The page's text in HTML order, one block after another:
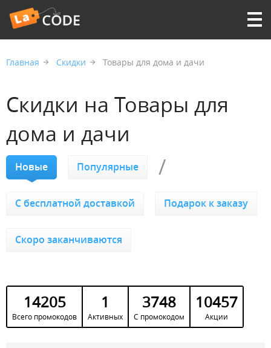
Главная Скидки Товары для дома и дачи
Скидки на Товары для
дома и дачи
Новые Популярные /
C бесплатной доставкой Подарок к заказу
Скоро заканчиваются
14205
Всего промокодов
1
Активных
3748
С промокодом
10457
Акции